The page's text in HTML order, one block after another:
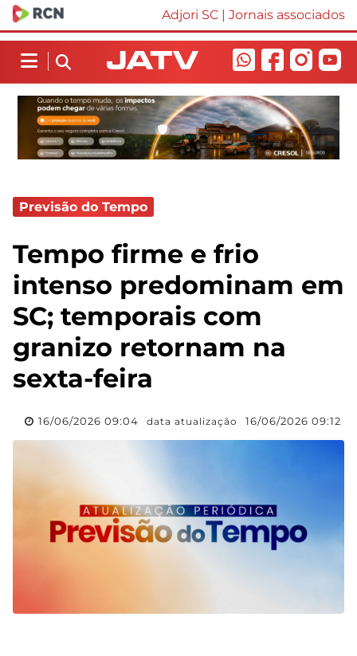
Adjori SC | Jornais associados
Previsão do Tempo
Tempo firme e frio
intenso predominam em
SC; temporais com
granizo retornam na
sexta-feira
16/06/2026 09:04 data atualização 16/06/2026 09:12